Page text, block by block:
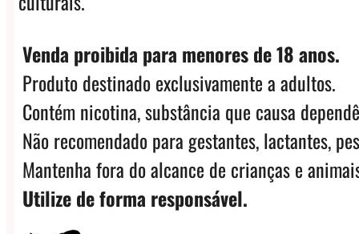
Venda proibida para menores de 18 anos.
Produto destinado exclusivamente a adultos.
Contém nicotina, substância que causa
Não recomendado para gestantes, lactantes,
Mantenha fora do alcance de crianças e
Utilize de forma responsável.